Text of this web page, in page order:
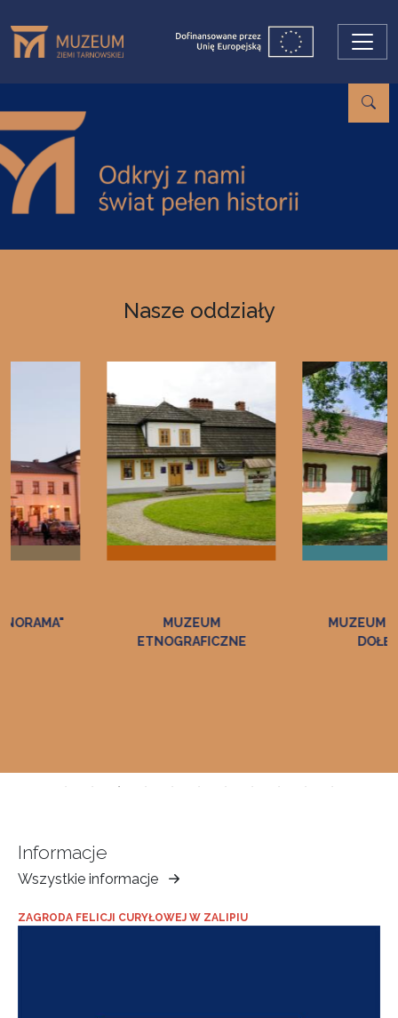
Nasze oddziały
ETNOGRAFICZNE
MUZEUM DWÓR W
Informacje
Wszystkie informacje
Muzeum
Ziemi
Tarnowskiej
ZAGRODA FELICJI CURYŁOWEJ W ZALIPIU